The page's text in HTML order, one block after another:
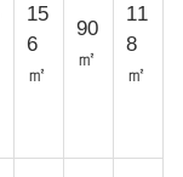
15
6
㎡
90
㎡
11
8
㎡